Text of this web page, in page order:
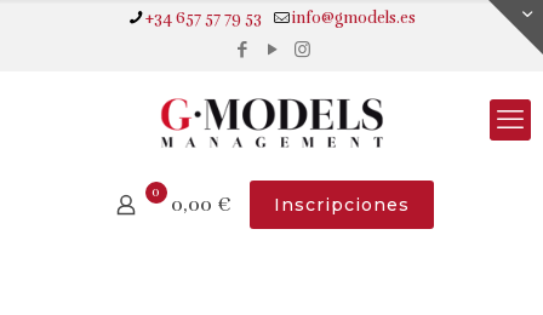
+34 657 57 79 53 info@gmodels.es
0
0,00 € Inscripciones